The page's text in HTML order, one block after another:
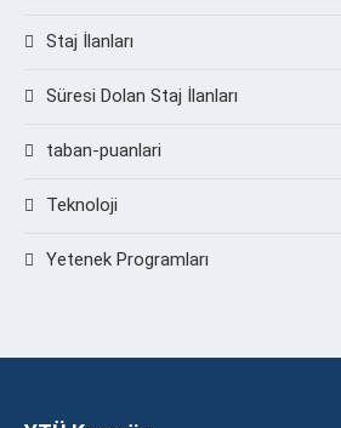
Staj İlanları
Süresi Dolan Staj İlanları
taban-puanlari
Teknoloji
Yetenek Programları